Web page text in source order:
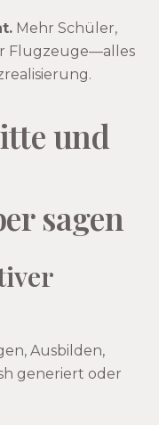
Mehr Schüler,
Flugzeuge—alles
und
sagen
Ausbilden,
generiert oder